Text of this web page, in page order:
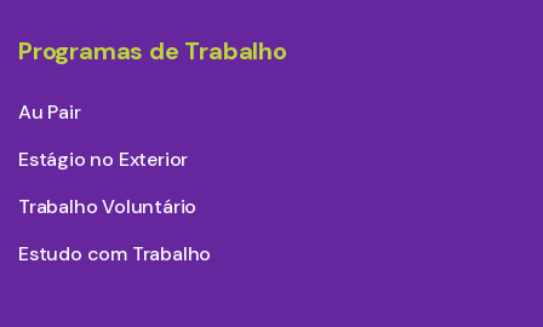
Programas de Trabalho
Au Pair
Estágio no Exterior
Trabalho Voluntário
Estudo com Trabalho